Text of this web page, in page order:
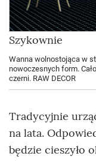
Szykownie
Wanna wolnostojąca w
nowoczesnych form.
czerni. RAW DECOR
Tradycyjnie
na lata.
będzie cieszyło